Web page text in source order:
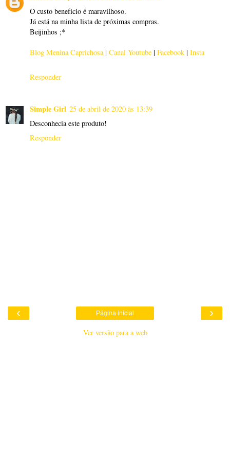
O custo benefício é maravilhoso.
Já está na minha lista de próximas compras.
Beijinhos ;*
Blog Menina Caprichosa | Canal Youtube | Facebook | Insta
Responder
Simple Girl 25 de abril de 2020 às 13:39
Desconhecia este produto!
Responder
‹ ›
Página inicial
Ver versão para a web